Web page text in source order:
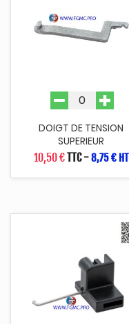
DOIGT DE TENSION
SUPERIEUR
10,50 €TTC-8,75 € HT